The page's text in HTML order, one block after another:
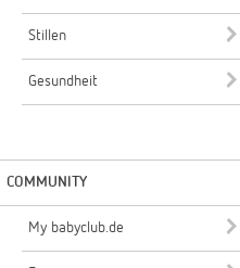
Stillen
Gesundheit
COMMUNITY
My babyclub.de